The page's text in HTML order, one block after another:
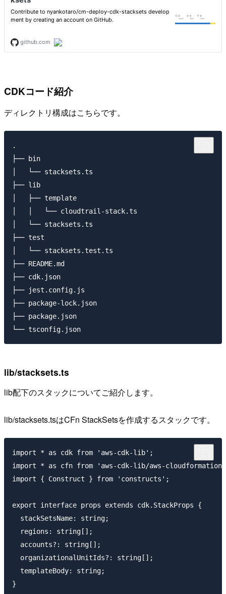
CDKコード紹介
ディレクトリ構成はこちらです。
.
├── bin
│   └── stacksets.ts
├── lib
│   ├── template
│   │   └── cloudtrail-stack.ts
│   └── stacksets.ts
├── test
│   └── stacksets.test.ts
├── README.md
├── cdk.json
├── jest.config.js
├── package-lock.json
├── package.json
lib/stacksets.ts
lib配下のスタックについてご紹介します。
lib/stacksets.tsはCFn StackSetsを作成するスタックです。
import * as cdk from 'aws-cdk-lib';
import * as cfn from 'aws-cdk-lib/aws-
import { Construct } from 'constructs';
export interface props extends cdk.StackProps {
  stackSetsName: string;
  regions: string[];
  accounts?: string[];
  organizationalUnitIds?: string[];
  templateBody: string;
}